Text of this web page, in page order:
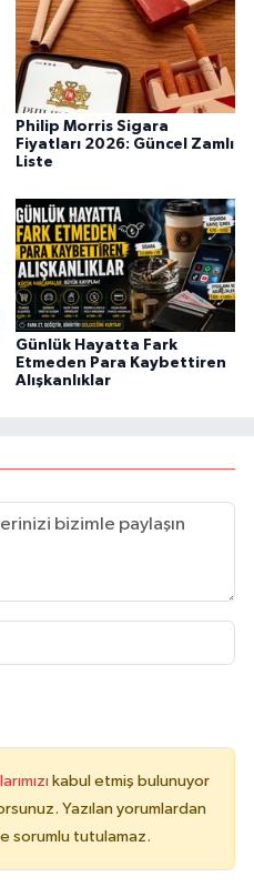
Philip Morris Sigara
Fiyatları 2026: Güncel Zamlı
Liste
Günlük Hayatta Fark
Etmeden Para Kaybettiren
Alışkanlıklar
kabul etmiş bulunuyor
Yazılan yorumlardan
sorumlu tutulamaz.